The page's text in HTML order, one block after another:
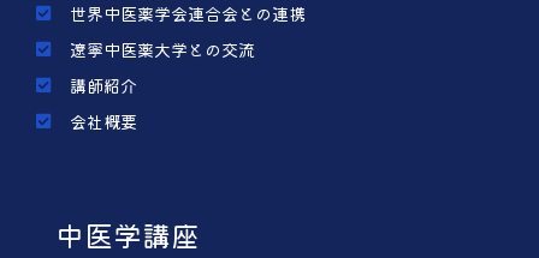
世界中医薬学会連合会との連携
遼寧中医薬大学との交流
講師紹介
会社概要
中医学講座